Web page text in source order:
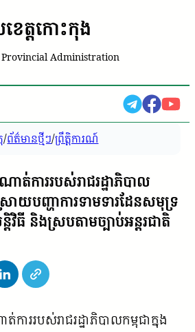
ខេត្តកោះកុង
Provincial Administration
/ព័ត៌មានថ្មីៗ/ព្រឹត្តិការណ៍
ាត់ការរបស់រាជរដ្ឋាភិបាល
រាយបញ្ហាការទាមទារដែនសមុទ្រ
ធី និងស្របតាមច្បាប់អន្តរជាតិ
ាររបស់រាជរដ្ឋាភិបាលកម្ពុជាក្នុង